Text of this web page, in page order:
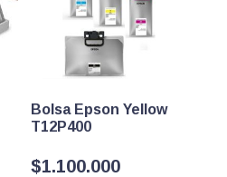
Bolsa Epson Yellow
T12P400
$1.100.000